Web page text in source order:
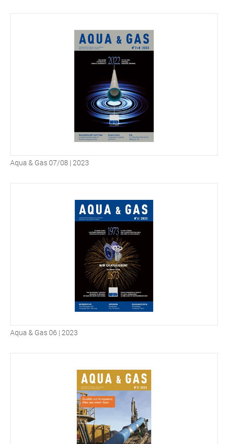
Aqua & Gas 07/08 | 2023
Aqua & Gas 06 | 2023